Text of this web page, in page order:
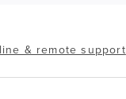
& remote support